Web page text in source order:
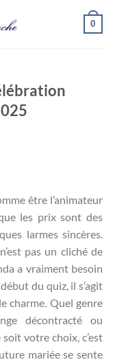
0
être l’animateur
les prix sont des
larmes sincères.
pas un cliché de
a vraiment besoin
du quiz, il s’agit
charme. Quel genre
décontracté ou
votre choix, c’est
mariée se sente